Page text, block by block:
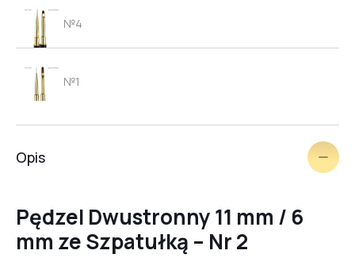
№4
№1
Opis
Pędzel Dwustronny 11 mm / 6
mm ze Szpatułką – Nr 2